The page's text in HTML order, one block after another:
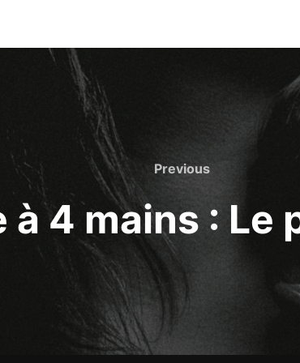
Previous
Previous
à 4 mains : Le